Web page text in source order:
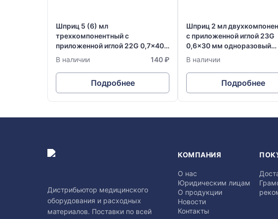
Шприц 5 (6) мл
трехкомпонентный с
приложенной иглой 22G 0,7x40
мм одноразовый стерильный
В наличии 140 ₽
Подробнее
Шприц 2 мл
с приложенной иглой 23G
0,6x30 мм одноразовый
стерильный Vogt Medical
В наличии
Подробнее
Дистрибьютор медицинского
оборудования и расходных
материалов. Поставки по всей
КОМПАНИЯ
О нас
Юридическим лицам
О продукции
Новости
Контакты